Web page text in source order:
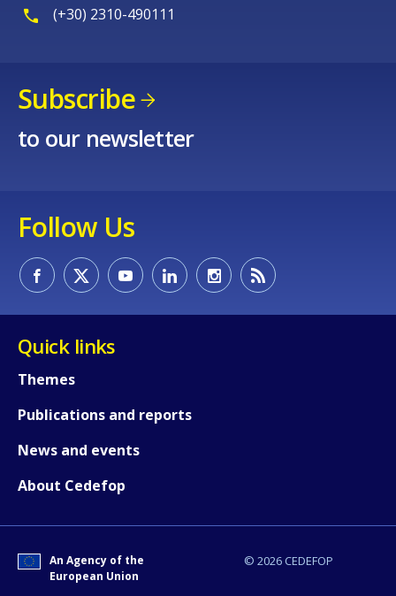
(+30) 2310-490111
Subscribe
to our newsletter
Follow Us
Quick links
Themes
Publications and reports
News and events
About Cedefop
© 2026 CEDEFOP
An Agency of the
European UnionAny additional comments or